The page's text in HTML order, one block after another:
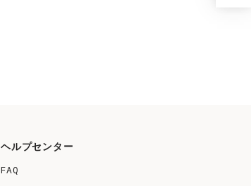
ヘルプセンター
FAQ